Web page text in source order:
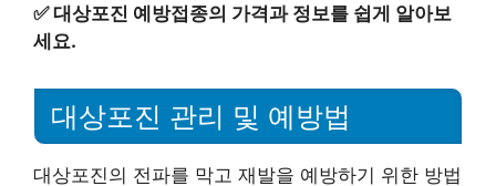
✅대상포진 예방접종의 가격과 정보를 쉽게 알아보
세요.
대상포진 관리 및 예방법
대상포진의 전파를 막고 재발을 예방하기 위한 방법